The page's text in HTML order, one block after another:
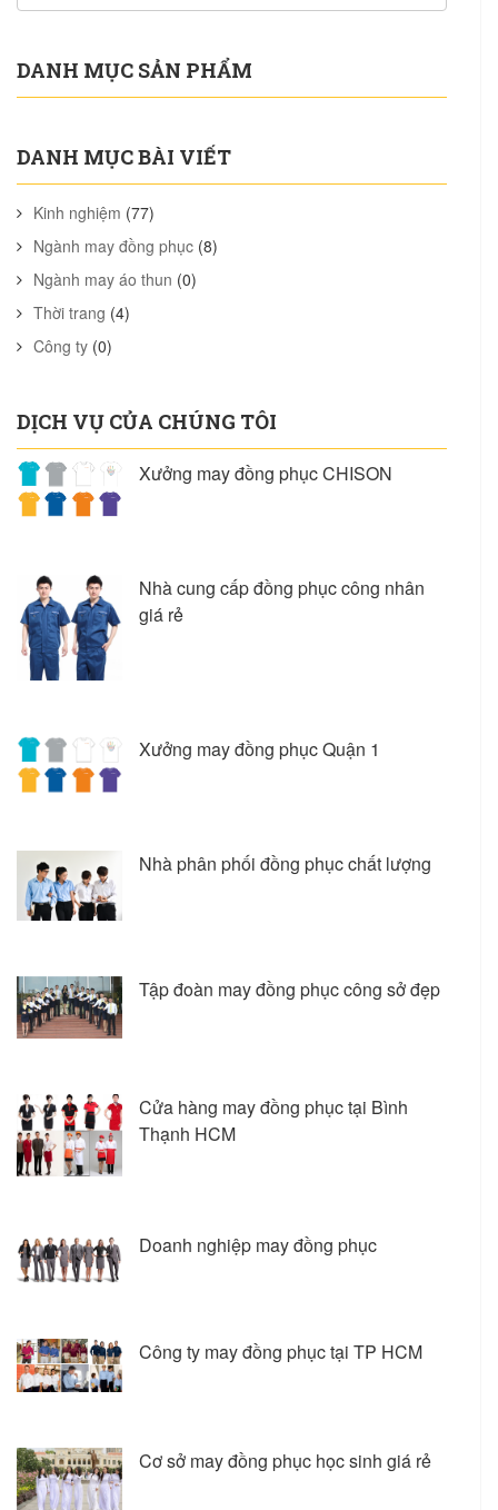
DANH MỤC SẢN PHẨM
DANH MỤC BÀI VIẾT
Kinh nghiệm (77)
Ngành may đồng phục (8)
Ngành may áo thun (0)
Thời trang (4)
Công ty (0)
DỊCH VỤ CỦA CHÚNG TÔI
Xưởng may đồng phục CHISON
Nhà cung cấp đồng phục công nhân
giá rẻ
Xưởng may đồng phục Quận 1
Nhà phân phối đồng phục chất lượng
Tập đoàn may đồng phục công sở đẹp
Cửa hàng may đồng phục tại Bình
Thạnh HCM
Doanh nghiệp may đồng phục
Công ty may đồng phục tại TP HCM
Cơ sở may đồng phục học sinh giá rẻ